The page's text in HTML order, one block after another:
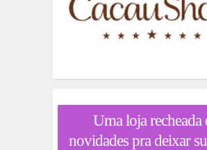
Uma loja recheada
novidades pra deixar